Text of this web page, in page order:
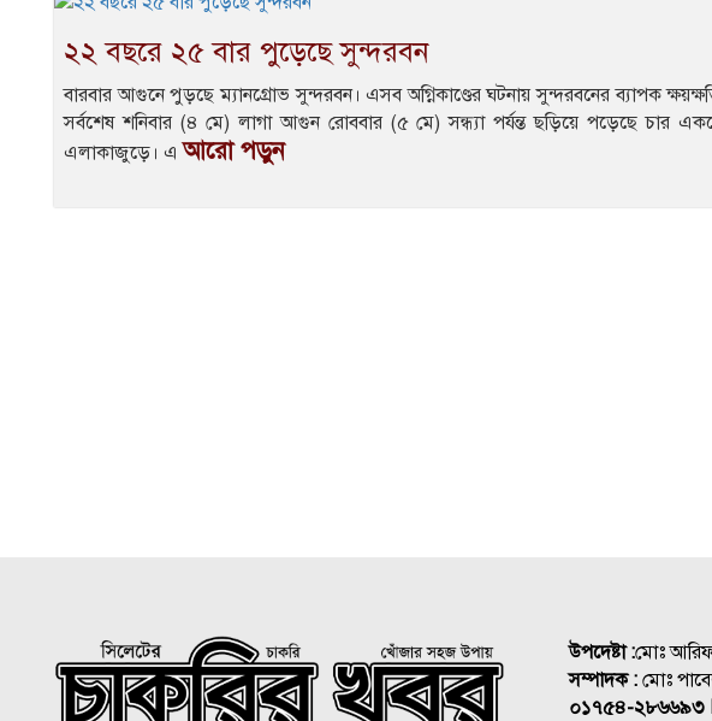
২২ বছরে ২৫ বার পুড়েছে সুন্দরবন
বারবার আগুনে পুড়ছে ম্যানগ্রোভ সুন্দরবন। এসব অগ্নিকাণ্ডের ঘটনায় সুন্দরবনের ব্যাপক
সর্বশেষ শনিবার (৪ মে) লাগা আগুন রোববার (৫ মে) সন্ধ্যা পর্যন্ত ছড়িয়ে পড়েছে চার
এলাকাজুড়ে। এ আরো পড়ুন
উপদেষ্টা :মোঃ
সম্পাদক : মোঃ
০১৭৫৪-২৮৬৬৯৩